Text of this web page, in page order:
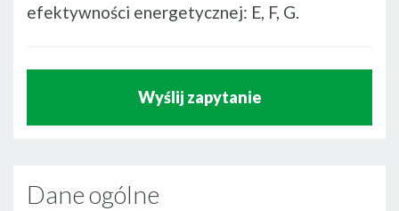
efektywności energetycznej: E, F, G.
Wyślij zapytanie
Dane ogólne